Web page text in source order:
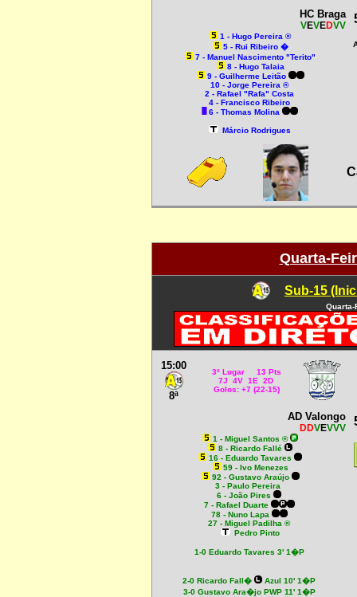
HC Braga
VEVEDVV
1 - Hugo Pereira ®
5 - Rui Ribeiro �
7 - Manuel Nascimento "Terito"
8 - Hugo Talaia
9 - Guilherme Leitão
10 - Jorge Pereira ®
2 - Rafael "Rafa" Costa
4 - Francisco Ribeiro
6 - Thomas Molina
Márcio Rodrigues
Quarta-
Sub-15
Quarta-
15:00
8ª
3º Lugar 13 Pts
7J 4V 1E 2D
Golos: +7 (22-15)
AD Valongo
DDVEVVV
1 - Miguel Santos ®
8 - Ricardo Fallé
16 - Eduardo Tavares
59 - Ivo Menezes
92 - Gustavo Araújo
3 - Paulo Pereira
6 - João Pires
7 - Rafael Duarte
78 - Nuno Lapa
27 - Miguel Padilha ®
Pedro Pinto
1-0 Eduardo Tavares 3' 1�P
2-0 Ricardo Fall�
Azul 10' 1�P
3-0 Gustavo Ara�jo PWP 11' 1�P